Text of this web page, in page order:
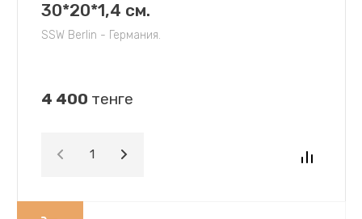
30*20*1,4 см.
SSW Berlin - Германия.
4 400 тенге